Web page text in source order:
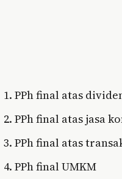
PPh final atas
PPh final atas jasa
PPh final atas
PPh final UMKM